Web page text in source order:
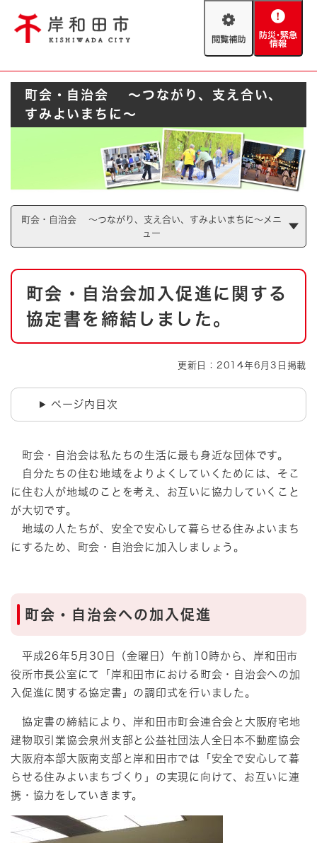
閲
助
防
緊
急
Foreign language
やさしい日本語
拡大
背景色変更 白 黒 青
防災・緊急情報 救急・消防
AED設置箇所
とじる
町会・自治会 ～つながり、支え合い、
すみよいまちに～
町会・自治会 ～つながり、支え合い、すみよいまちに～メニ
ュー
本
町会・自治会加入促進に関する
協定書を締結しました。
更新日：2014年6月3日掲載
ページ内目次
町会・自治会は私たちの生活に最も身近な団体です。
自分たちの住む地域をよりよくしていくためには、そこ
に住む人が地域のことを考え、お互いに協力していくこと
が大切です。
地域の人たちが、安全で安心して暮らせる住みよいまち
にするため、町会・自治会に加入しましょう。
町会・自治会への加入促進
平成26年5月30日（金曜日）午前10時から、岸和田市
役所市長公室にて「岸和田市における町会・自治会への加
入促進に関する協定書」の調印式を行いました。
協定書の締結により、岸和田市町会連合会と大阪府宅地
建物取引業協会泉州支部と公益社団法人全日本不動産協会
大阪府本部大阪南支部と岸和田市では「安全で安心して暮
らせる住みよいまちづくり」の実現に向けて、お互いに連
携・協力をしていきます。